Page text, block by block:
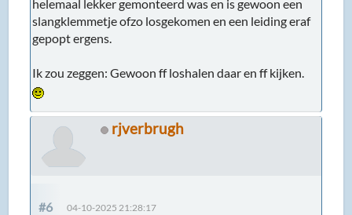
helemaal lekker gemonteerd was en is gewoon een
slangklemmetje ofzo losgekomen en een leiding eraf
gepopt ergens.
Ik zou zeggen: Gewoon ff loshalen daar en ff kijken.
rjverbrugh
#6 04-10-2025 21:28:17